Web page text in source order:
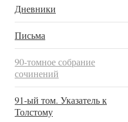
Дневники
Письма
90-томное собрание
сочинений
91-ый том. Указатель к
Толстому